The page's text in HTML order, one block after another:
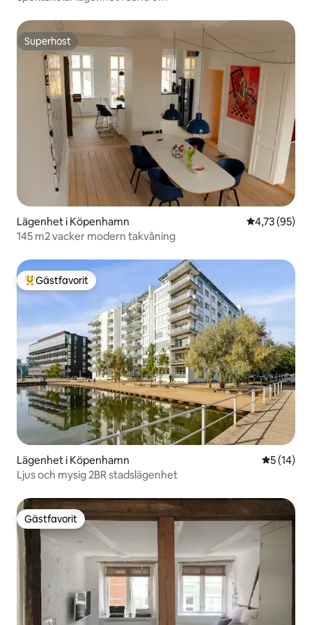
Superhost
Superhost
Lägenhet i Köpenhamn 4,73 av 5 i
4,73 (95)
145 m2 vacker modern takvåning
Populär gästfavorit
Gästfavorit
Lägenhet i Köpenhamn 5 av 5 i
5 (14)
Ljus och mysig 2BR stadslägenhet
Gästfavorit
Gästfavorit